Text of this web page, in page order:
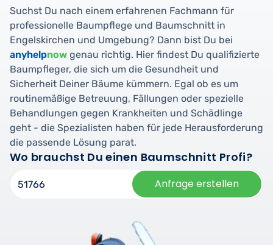
Suchst Du nach einem erfahrenen Fachmann für
professionelle Baumpflege und Baumschnitt in
Engelskirchen und Umgebung? Dann bist Du bei
anyhelpnow genau richtig. Hier findest Du qualifizierte
Baumpfleger, die sich um die Gesundheit und
Sicherheit Deiner Bäume kümmern. Egal ob es um
routinemäßige Betreuung, Fällungen oder spezielle
Behandlungen gegen Krankheiten und Schädlinge
geht - die Spezialisten haben für jede Herausforderung
die passende Lösung parat.
Wo brauchst Du einen Baumschnitt Profi?
Anfrage erstellen